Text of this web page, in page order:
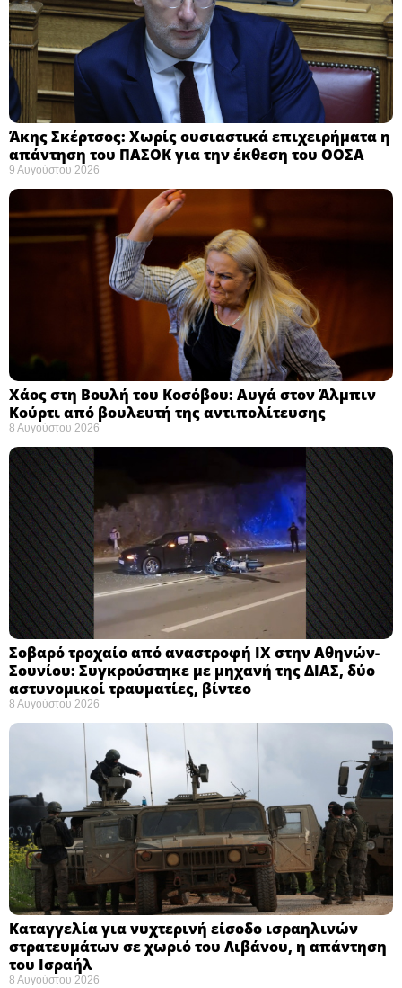
Άκης Σκέρτσος: Χωρίς ουσιαστικά επιχειρήματα η
απάντηση του ΠΑΣΟΚ για την έκθεση του ΟΟΣΑ ​
9 Αυγούστου 2026
Χάος στη Βουλή του Κοσόβου: Αυγά στον Άλμπιν
Κούρτι από βουλευτή της αντιπολίτευσης
8 Αυγούστου 2026
Σοβαρό τροχαίο από αναστροφή ΙΧ στην Αθηνών-
Σουνίου: Συγκρούστηκε με μηχανή της ΔΙΑΣ, δύο
αστυνομικοί τραυματίες, βίντεο
8 Αυγούστου 2026
Καταγγελία για νυχτερινή είσοδο ισραηλινών
στρατευμάτων σε χωριό του Λιβάνου, η απάντηση
του Ισραήλ
8 Αυγούστου 2026